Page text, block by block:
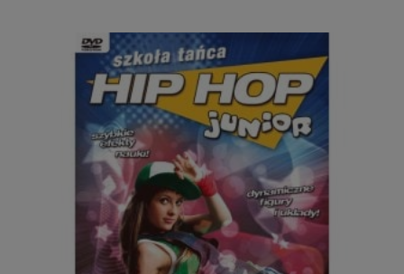
można
wybrać
na
stronie
produktu